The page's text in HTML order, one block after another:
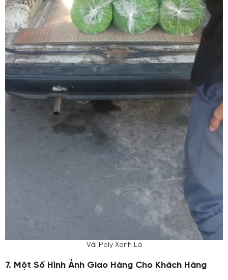
Vải Poly Xanh Lá
7. Một Số Hình Ảnh Giao Hàng Cho Khách Hàng